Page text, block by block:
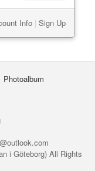
Info | Sign Up
Photoalbum
i Göteborg) All Rights